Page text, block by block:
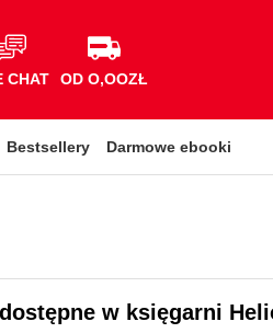
CHAT OD O,OOZŁ
Bestsellery Darmowe ebooki
w księgarni